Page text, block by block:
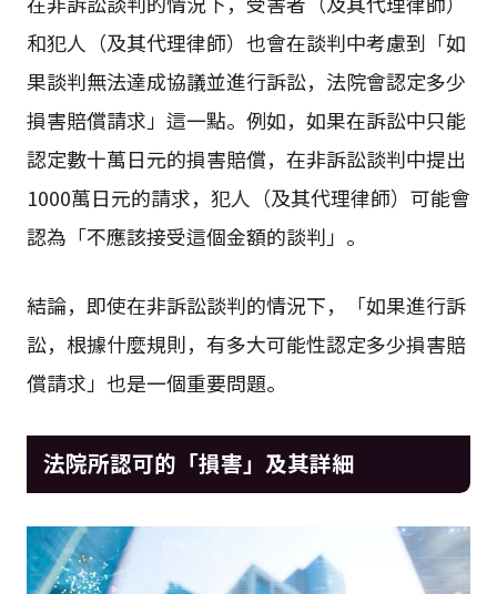
和犯人（及其代理律師）也會在談判中考慮到「如
果談判無法達成協議並進行訴訟，法院會認定多少
損害賠償請求」這一點。例如，如果在訴訟中只能
認定數十萬日元的損害賠償，在非訴訟談判中提出
1000萬日元的請求，犯人（及其代理律師）可能會
認為「不應該接受這個金額的談判」。
結論，即使在非訴訟談判的情況下，「如果進行訴
訟，根據什麼規則，有多大可能性認定多少損害賠
償請求」也是一個重要問題。
法院所認可的「損害」及其詳細